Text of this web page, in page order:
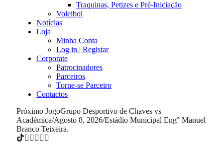
Traquinas, Petizes e Pré-Iniciação
Voleibol
Notícias
Loja
Minha Conta
Log in | Registar
Corporate
Patrocinadores
Parceiros
Torne-se Parceiro
Contactos
Próximo JogoGrupo Desportivo de Chaves vs
Académica/Agosto 8, 2026/Estádio Municipal Eng° Manuel
Branco Teixeira.